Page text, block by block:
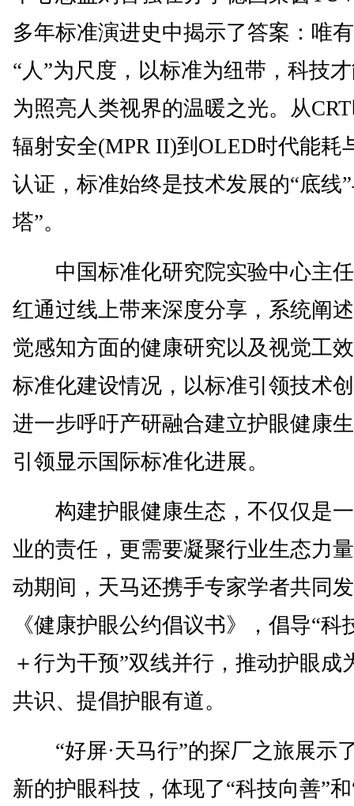
多年标准演进史中揭示了答案：唯
“人”为尺度，以标准为纽带，科技
为照亮人类视界的温暖之光。从
辐射安全(MPR II)到OLED时代能耗
认证，标准始终是技术发展的“底线
塔”。
中国标准化研究院实验中心主
红通过线上带来深度分享，系统阐
觉感知方面的健康研究以及视觉工
标准化建设情况，以标准引领技术
进一步呼吁产研融合建立护眼健康
引领显示国际标准化进展。
构建护眼健康生态，不仅仅是
业的责任，更需要凝聚行业生态力
动期间，天马还携手专家学者共同
《健康护眼公约倡议书》，倡导“科
＋行为干预”双线并行，推动护眼成
共识、提倡护眼有道。
“好屏·天马行”的探厂之旅展示
新的护眼科技，体现了“科技向善”